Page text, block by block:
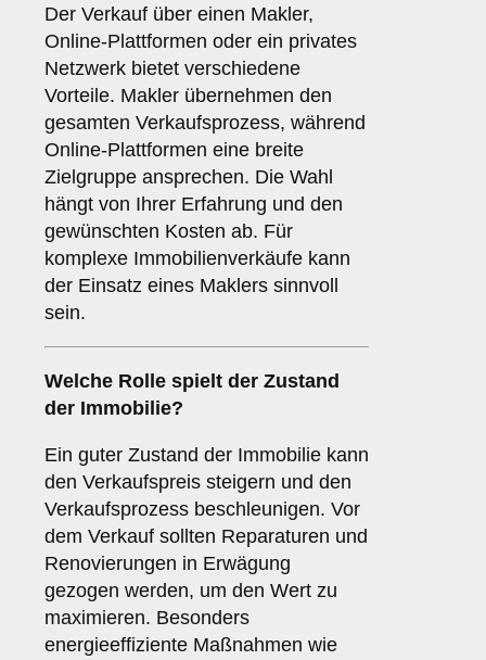
Der Verkauf über einen Makler,
Online-Plattformen oder ein privates
Netzwerk bietet verschiedene
Vorteile. Makler übernehmen den
gesamten Verkaufsprozess, während
Online-Plattformen eine breite
Zielgruppe ansprechen. Die Wahl
hängt von Ihrer Erfahrung und den
gewünschten Kosten ab. Für
komplexe Immobilienverkäufe kann
der Einsatz eines Maklers sinnvoll
sein.
Welche Rolle spielt der Zustand
der Immobilie?
Ein guter Zustand der Immobilie kann
den Verkaufspreis steigern und den
Verkaufsprozess beschleunigen. Vor
dem Verkauf sollten Reparaturen und
Renovierungen in Erwägung
gezogen werden, um den Wert zu
maximieren. Besonders
energieeffiziente Maßnahmen wie